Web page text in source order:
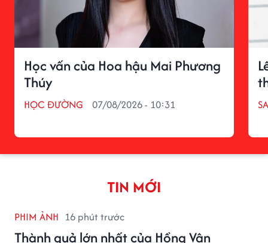
Học vấn của Hoa hậu Mai Phương
Thúy
HỌC ĐƯỜNG 07/08/2026 - 10:31
TIN MỚI
PHIM ẢNH 16 phút trước
Thành quả lớn nhất của Hồng Vân